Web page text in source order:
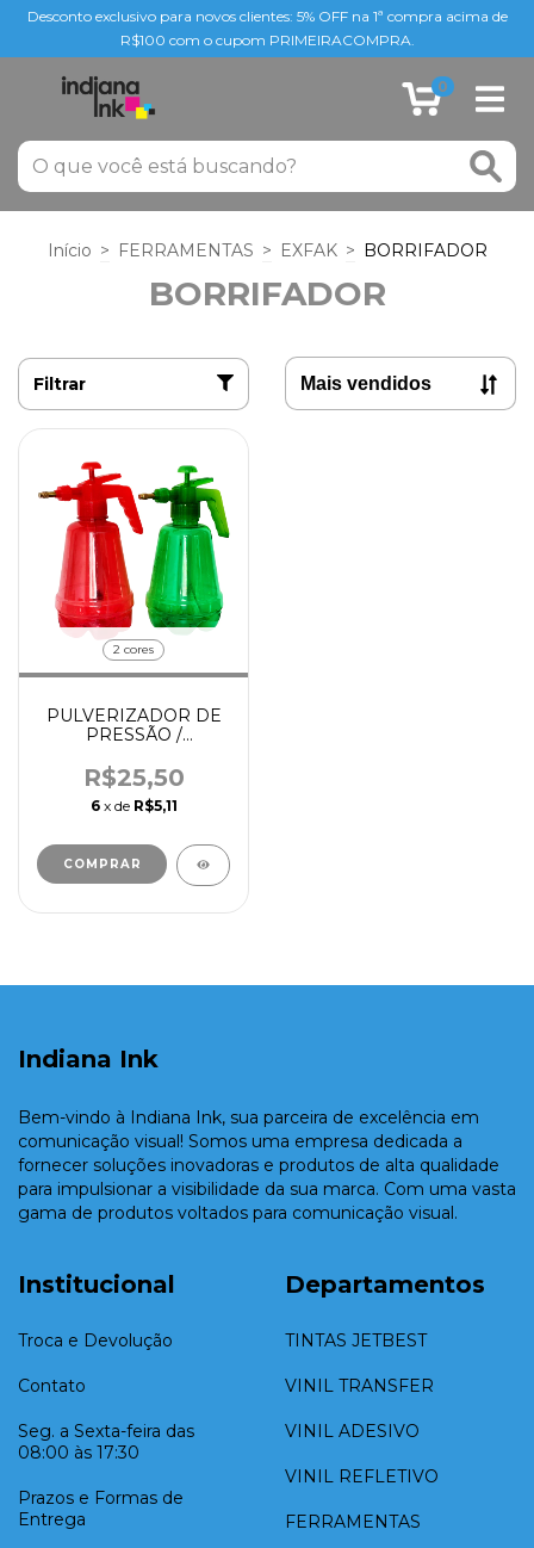
Desconto exclusivo para novos clientes: 5% OFF na 1ª compra acima de
R$100 com o cupom PRIMEIRACOMPRA.
0
Início > FERRAMENTAS > EXFAK > BORRIFADOR
BORRIFADOR
Filtrar
2 cores
PULVERIZADOR DE
PRESSÃO /
PLÁSTICO PRO 1,6L
R$25,50
6 x de R$5,11
COMPRAR
Indiana Ink
Bem-vindo à Indiana Ink, sua parceira de excelência em
comunicação visual! Somos uma empresa dedicada a
fornecer soluções inovadoras e produtos de alta qualidade
para impulsionar a visibilidade da sua marca. Com uma vasta
gama de produtos voltados para comunicação visual.
Institucional
Troca e Devolução
Contato
Seg. a Sexta-feira das
08:00 às 17:30
Prazos e Formas de
Entrega
Departamentos
TINTAS JETBEST
VINIL TRANSFER
VINIL ADESIVO
VINIL REFLETIVO
FERRAMENTAS